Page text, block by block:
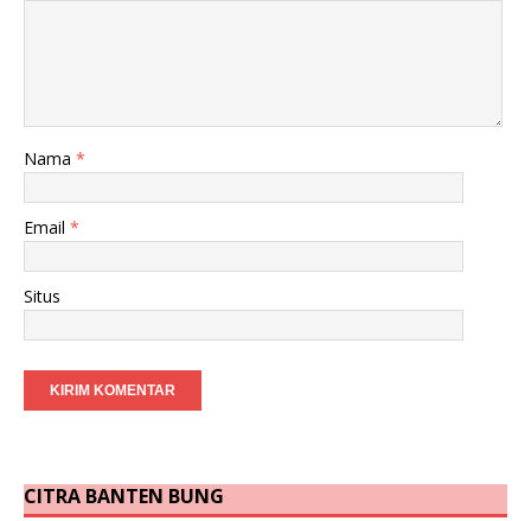
Nama *
Email *
Situs
CITRA BANTEN BUNG